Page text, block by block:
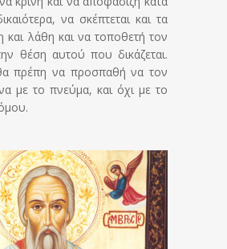
να σκέπτεται και τα
και λάθη και να τοποθετή τον
θέση αυτού που δικάζεται.
πρέπη να προσπαθή να τον
με το πνεύμα, και όχι με το